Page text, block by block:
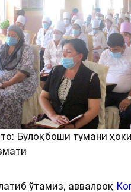
Булоқбоши тумани
ўтамиз, аввалроқ